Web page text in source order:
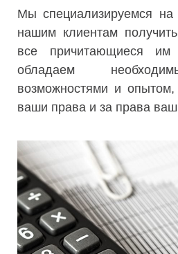
Мы специализируемся
нашим клиентам
все причитающиеся
обладаем
возможностями и
ваши права и за права